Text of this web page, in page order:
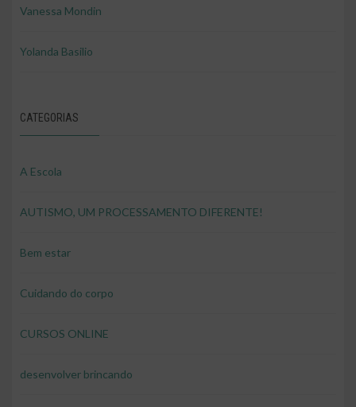
Vanessa Mondin
Yolanda Basilio
CATEGORIAS
A Escola
AUTISMO, UM PROCESSAMENTO DIFERENTE!
Bem estar
Cuidando do corpo
CURSOS ONLINE
desenvolver brincando